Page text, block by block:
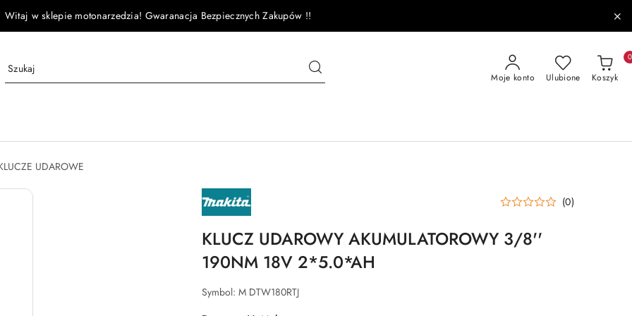
Witaj w sklepie motonarzedzia! Gwaranacja Bezpiecznych Zakupów !!
Moje konto Ulubione Koszyk
0
UDAROWE
NAZWA
PRODUCENTA:
MAKITA
(0)
KLUCZ UDAROWY AKUMULATOROWY 3/8''
190NM 18V 2*5.0*AH
Symbol: M DTW180RTJ